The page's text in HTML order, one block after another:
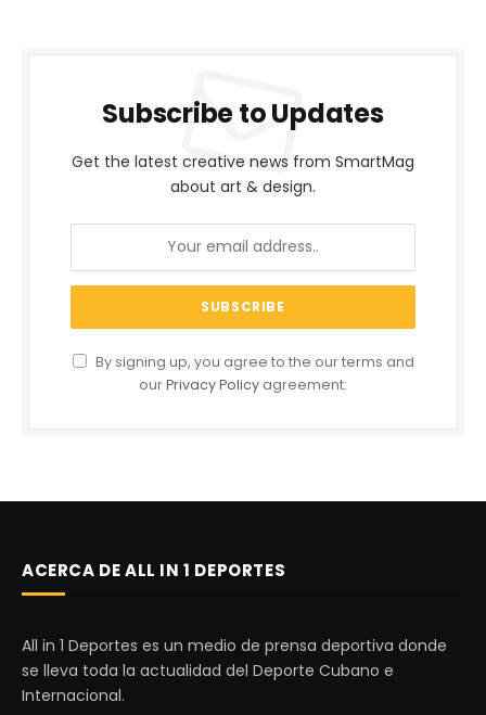
Subscribe to Updates
Get the latest creative news from SmartMag
about art & design.
By signing up, you agree to the our terms and
ourPrivacy Policy agreement.
ACERCA DE ALL IN 1 DEPORTES
All in 1 Deportes es un medio de prensa deportiva donde
se lleva toda la actualidad del Deporte Cubano e
Internacional.